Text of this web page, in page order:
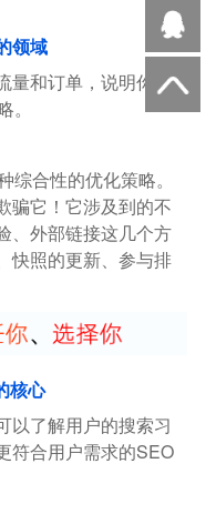
领域
量和订单，说明你，
合性的优化策略。
骗它！它涉及到的不
、外部链接这几个方
快照的更新、参与排
核心
以了解用户的搜索习
符合用户需求的SEO